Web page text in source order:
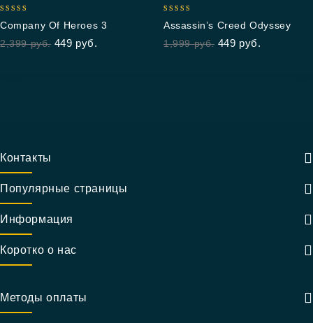
out of 5
Company Of Heroes 3
2,399руб. 449 руб.
out of 5
Assassin’s Creed Odyssey
1,999руб. 449 руб.
Контакты
Популярные страницы
Информация
Коротко о нас
Методы оплаты